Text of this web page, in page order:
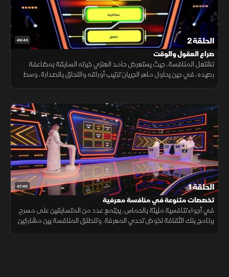
46:43 الحلقة 2
صراع العقول والوقت
تشتعل المنافسة، حيث يستعرض حامد العنزي خبرته السابقة بمضاعفة
رصيده، في حين يحاول ماهر الجريان ترتيب أوراقه واللحاق بالصدارة، وسط
47:49 الحلقة 1
تخصصات متنوعة في منافسة معرفية
في أجواء تنافسية مليئة بالحماس، يجتمع عدد من المتسابقين على مسرح
برنامج بنك الثقافة لخوض تحدي المعرفة. وتنطلق المنافسة بين مشاركين